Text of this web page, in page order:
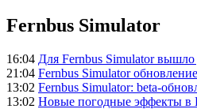
Fernbus Simulator
16:04 Для Fernbus Simulator
21:04 Fernbus Simulator
13:02 Fernbus Simulator: beta-
13:02 Новые погодные эффекты в